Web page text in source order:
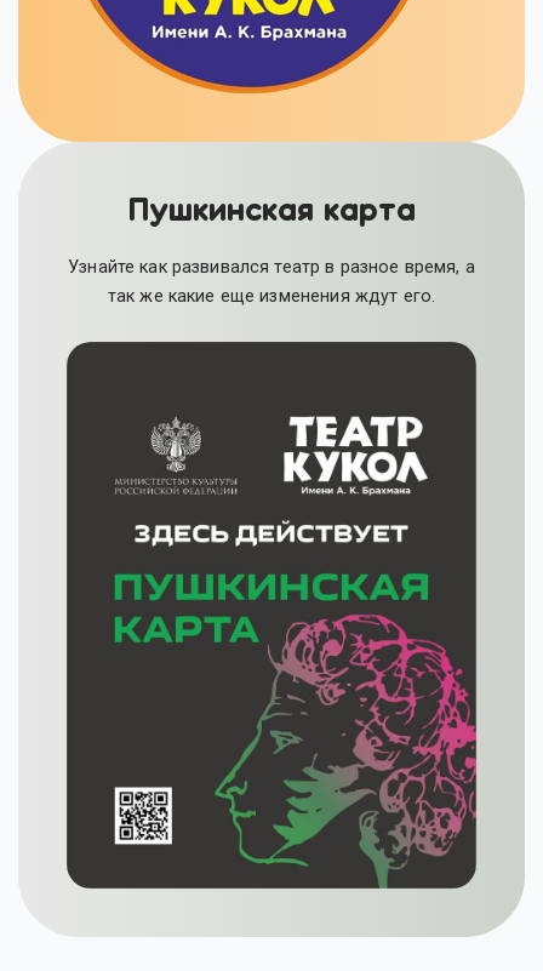
Пушкинская карта
Узнайте как развивался театр в разное время, а
так же какие еще изменения ждут его.